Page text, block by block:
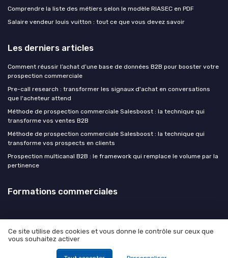
Comprendre la liste des métiers selon le modèle RIASEC en PDF
Salaire vendeur louis vuitton : tout ce que vous devez savoir
Les derniers articles
Comment réussir l’achat d’une base de données B2B pour booster votre
prospection commerciale
Pre-call research : transformer les signaux d'achat en conversations
que l'acheteur attend
Méthode de prospection commerciale Salesboost : la technique qui
transforme vos ventes B2B
Méthode de prospection commerciale Salesboost : la technique qui
transforme vos prospects en clients
Prospection multicanal B2B : le framework qui remplace le volume par la
pertinence
Formations commerciales
Mentions légales
© Formations commerciales 2026
Ce site utilise des cookies et vous donne le contrôle sur ceux que
vous souhaitez activer